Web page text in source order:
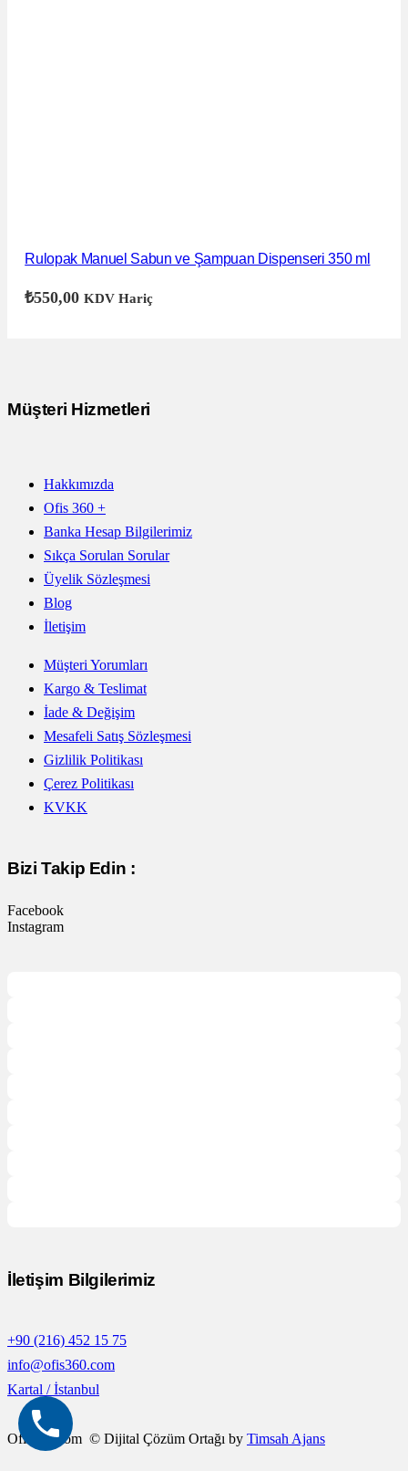
Rulopak Manuel Sabun ve Şampuan Dispenseri 350 ml
₺550,00 KDV Hariç
Müşteri Hizmetleri
Hakkımızda
Ofis 360 +
Banka Hesap Bilgilerimiz
Sıkça Sorulan Sorular
Üyelik Sözleşmesi
Blog
İletişim
Müşteri Yorumları
Kargo & Teslimat
İade & Değişim
Mesafeli Satış Sözleşmesi
Gizlilik Politikası
Çerez Politikası
KVKK
Bizi Takip Edin :
Facebook
Instagram
İletişim Bilgilerimiz
+90 (216) 452 15 75
info@ofis360.com
Kartal / İstanbul
Ofis360.com © Dijital Çözüm Ortağı by Timsah Ajans